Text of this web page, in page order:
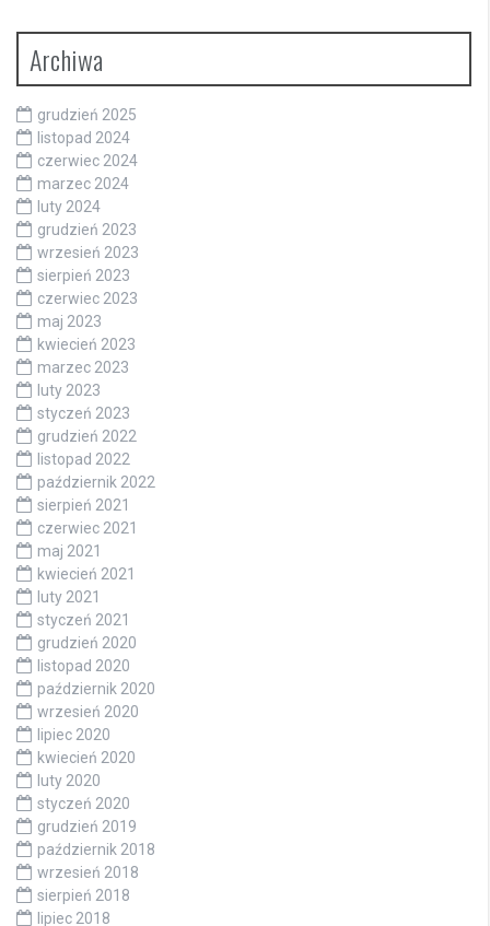
Archiwa
grudzień 2025
listopad 2024
czerwiec 2024
marzec 2024
luty 2024
grudzień 2023
wrzesień 2023
sierpień 2023
czerwiec 2023
maj 2023
kwiecień 2023
marzec 2023
luty 2023
styczeń 2023
grudzień 2022
listopad 2022
październik 2022
sierpień 2021
czerwiec 2021
maj 2021
kwiecień 2021
luty 2021
styczeń 2021
grudzień 2020
listopad 2020
październik 2020
wrzesień 2020
lipiec 2020
kwiecień 2020
luty 2020
styczeń 2020
grudzień 2019
październik 2018
wrzesień 2018
sierpień 2018
lipiec 2018